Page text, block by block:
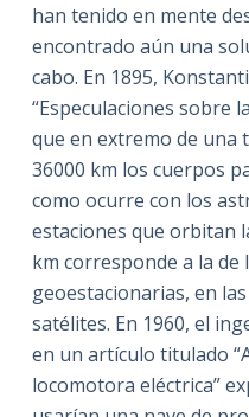
han tenido en mente
encontrado aún una
cabo. En 1895,
“Especulaciones sobre
que en extremo de una
36000 km los cuerpos
como ocurre con los
estaciones que orbitan
km corresponde a la de
geoestacionarias, en
satélites. En 1960, el
en un artículo titulado
locomotora eléctrica”